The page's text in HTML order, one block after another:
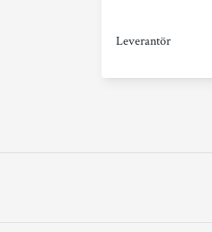
Leverantör